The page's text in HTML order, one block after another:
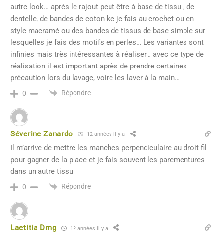
autre look… après le rajout peut être à base de tissu , de
dentelle, de bandes de coton ke je fais au crochet ou en
style macramé ou des bandes de tissus de base simple sur
lesquelles je fais des motifs en perles… Les variantes sont
infinies mais très intéressantes à réaliser… avec ce type de
réalisation il est important après de prendre certaines
précaution lors du lavage, voire les laver à la main…
0 Répondre
Séverine Zanardo 12 années il y a
Il m’arrive de mettre les manches perpendiculaire au droit fil
pour gagner de la place et je fais souvent les parementures
dans un autre tissu
0 Répondre
Laetitia Dmg 12 années il y a